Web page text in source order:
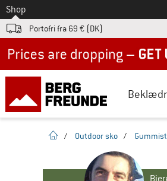
Til
Shop
Portofri fra 69 € (DK)
Hjemmeside
/ Outdoor sko /